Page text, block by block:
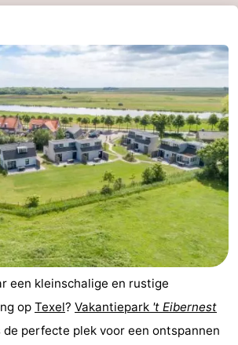
een kleinschalige en rustige
op Texel? Vakantiepark 't Eibernest
de perfecte plek voor een ontspannen